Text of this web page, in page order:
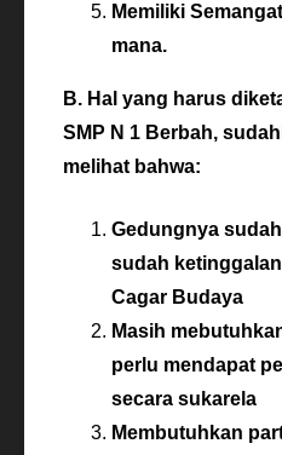
Memiliki
mana.
B. Hal yang harus
SMP N 1 Berbah,
melihat bahwa:
Gedungnya
sudah
Cagar Budaya
Masih
perlu mendapat
secara sukarela
Membutuhkan